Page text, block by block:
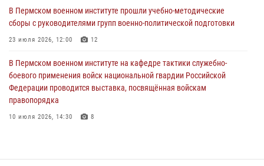
Военнослужащие Пермского военного института приняли участие в
чемпионате войск национальной гвардии Российской Федерации по
В Росгвардии определили лучших специалистов продовольственной
службы
06 июля 2026, 05:30
В Пермском военном институте прошли учебно-методические
сборы с руководителями групп военно-политической подготовки
23 июля 2026, 12:00 12
В Пермском военном институте на кафедре тактики служебно-
боевого применения войск национальной гвардии Российской
Федерации проводится выставка, посвящённая войскам
правопорядка
10 июля 2026, 14:30 8